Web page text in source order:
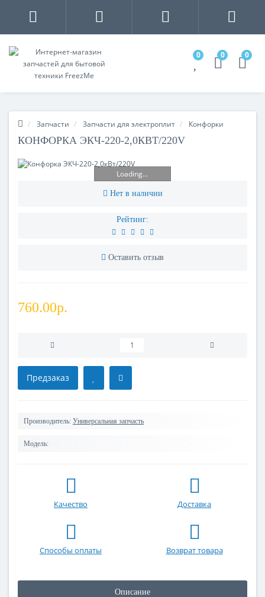
0 0 0
Запчасти Запчасти для электроплит Конфорки
КОНФОРКА ЭКЧ-220-2,0КВТ/220V
Loading...
Нет в наличии
Рейтинг:
Оставить отзыв
760.00р.
Предзаказ
Производитель: Универсальная запчасть
Модель:
Качество Доставка
Способы оплаты Возврат товара
Описание